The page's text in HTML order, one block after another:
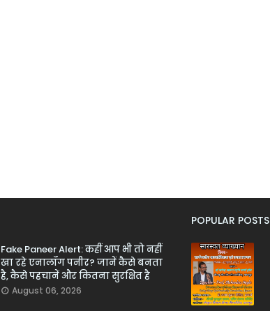
Fake Paneer Alert: कहीं आप भी तो नहीं
खा रहे एनालॉग पनीर? जानें कैसे बनता
है, कैसे पहचानें और कितना सुरक्षित है
August 06, 2026
POPULAR POSTS